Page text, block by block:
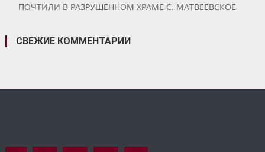
ПОЧТИЛИ В РАЗРУШЕННОМ ХРАМЕ С. МАТВЕЕВСКОЕ
СВЕЖИЕ КОММЕНТАРИИ